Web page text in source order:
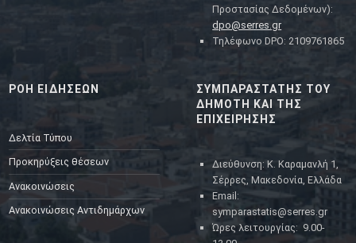
Προστασίας Δεδομένων):
dpo@serres.gr
Τηλέφωνο DPO: 2109761865
ΡΟΗ ΕΙΔΗΣΕΩΝ
Δελτία Τύπου
Προκηρύξεις θέσεων
Ανακοινώσεις
Ανακοινώσεις Αντιδημάρχων
ΣΥΜΠΑΡΑΣΤΑΤΗΣ ΤΟΥ
ΔΗΜΟΤΗ ΚΑΙ ΤΗΣ
ΕΠΙΧΕΙΡΗΣΗΣ
Διεύθυνση: Κ. Καραμανλή 1,
Σέρρες, Μακεδονία, Ελλάδα
Email:
symparastatis@serres.gr
Ώρες λειτουργίας: 9.00-